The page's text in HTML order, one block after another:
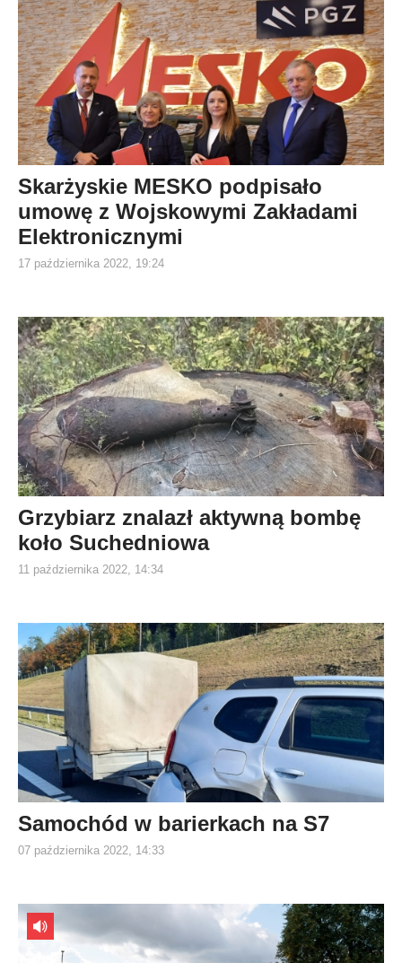
Skarżyskie MESKO podpisało
umowę z Wojskowymi Zakładami
Elektronicznymi
17 października 2022, 19:24
Grzybiarz znalazł aktywną bombę
koło Suchedniowa
11 października 2022, 14:34
Samochód w barierkach na S7
07 października 2022, 14:33